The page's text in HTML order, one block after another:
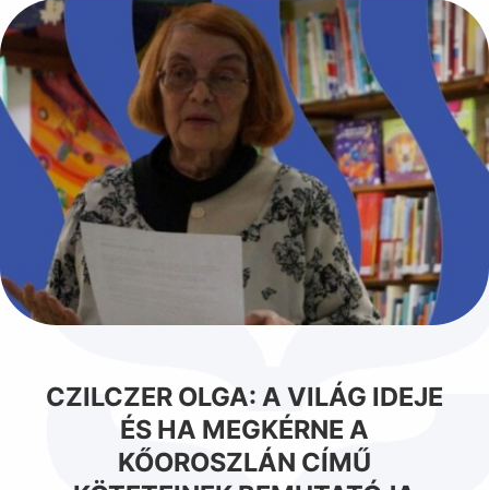
CZILCZER OLGA: A VILÁG IDEJE
ÉS HA MEGKÉRNE A
KŐOROSZLÁN CÍMŰ